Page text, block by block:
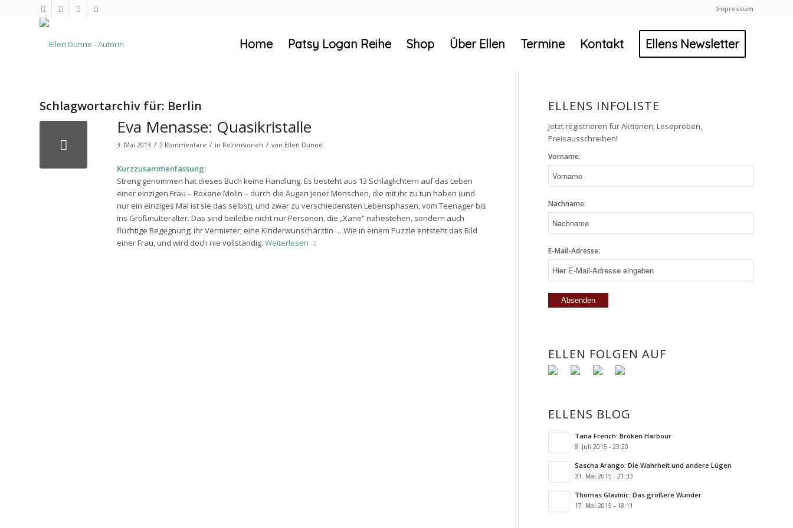
Impressum
Home Patsy Logan Reihe Shop Über Ellen Termine Kontakt Ellens Newsletter
Schlagwortarchiv für: Berlin
Eva Menasse: Quasikristalle
3. Mai 2013 / 2 Kommentare / in Rezensionen / von Ellen Dunne
Kurzzusammenfassung:
Streng genommen hat dieses Buch keine Handlung. Es besteht aus 13 Schlaglichtern auf das Leben
einer einzigen Frau – Roxane Molin – durch die Augen jener Menschen, die mit ihr zu tun haben (und
nur ein einziges Mal ist sie das selbst), und zwar zu verschiedensten Lebensphasen, vom Teenager bis
ins Großmutteralter. Das sind beileibe nicht nur Personen, die „Xane“ nahestehen, sondern auch
flüchtige Begegnung, ihr Vermieter, eine Kinderwunschärztin … Wie in einem Puzzle entsteht das Bild
einer Frau, und wird doch nie vollständig. Weiterlesen
ELLENS INFOLISTE
Jetzt registrieren für Aktionen, Leseproben,
Preisausschreiben!
Vorname:
Nachname:
E-Mail-Adresse:
ELLEN FOLGEN AUF
ELLENS BLOG
Tana French: Broken Harbour
8. Juli 2015 - 23:20
Sascha Arango: Die Wahrheit und andere Lügen
31. Mai 2015 - 21:33
Thomas Glavinic: Das größere Wunder
17. Mai 2015 - 18:11